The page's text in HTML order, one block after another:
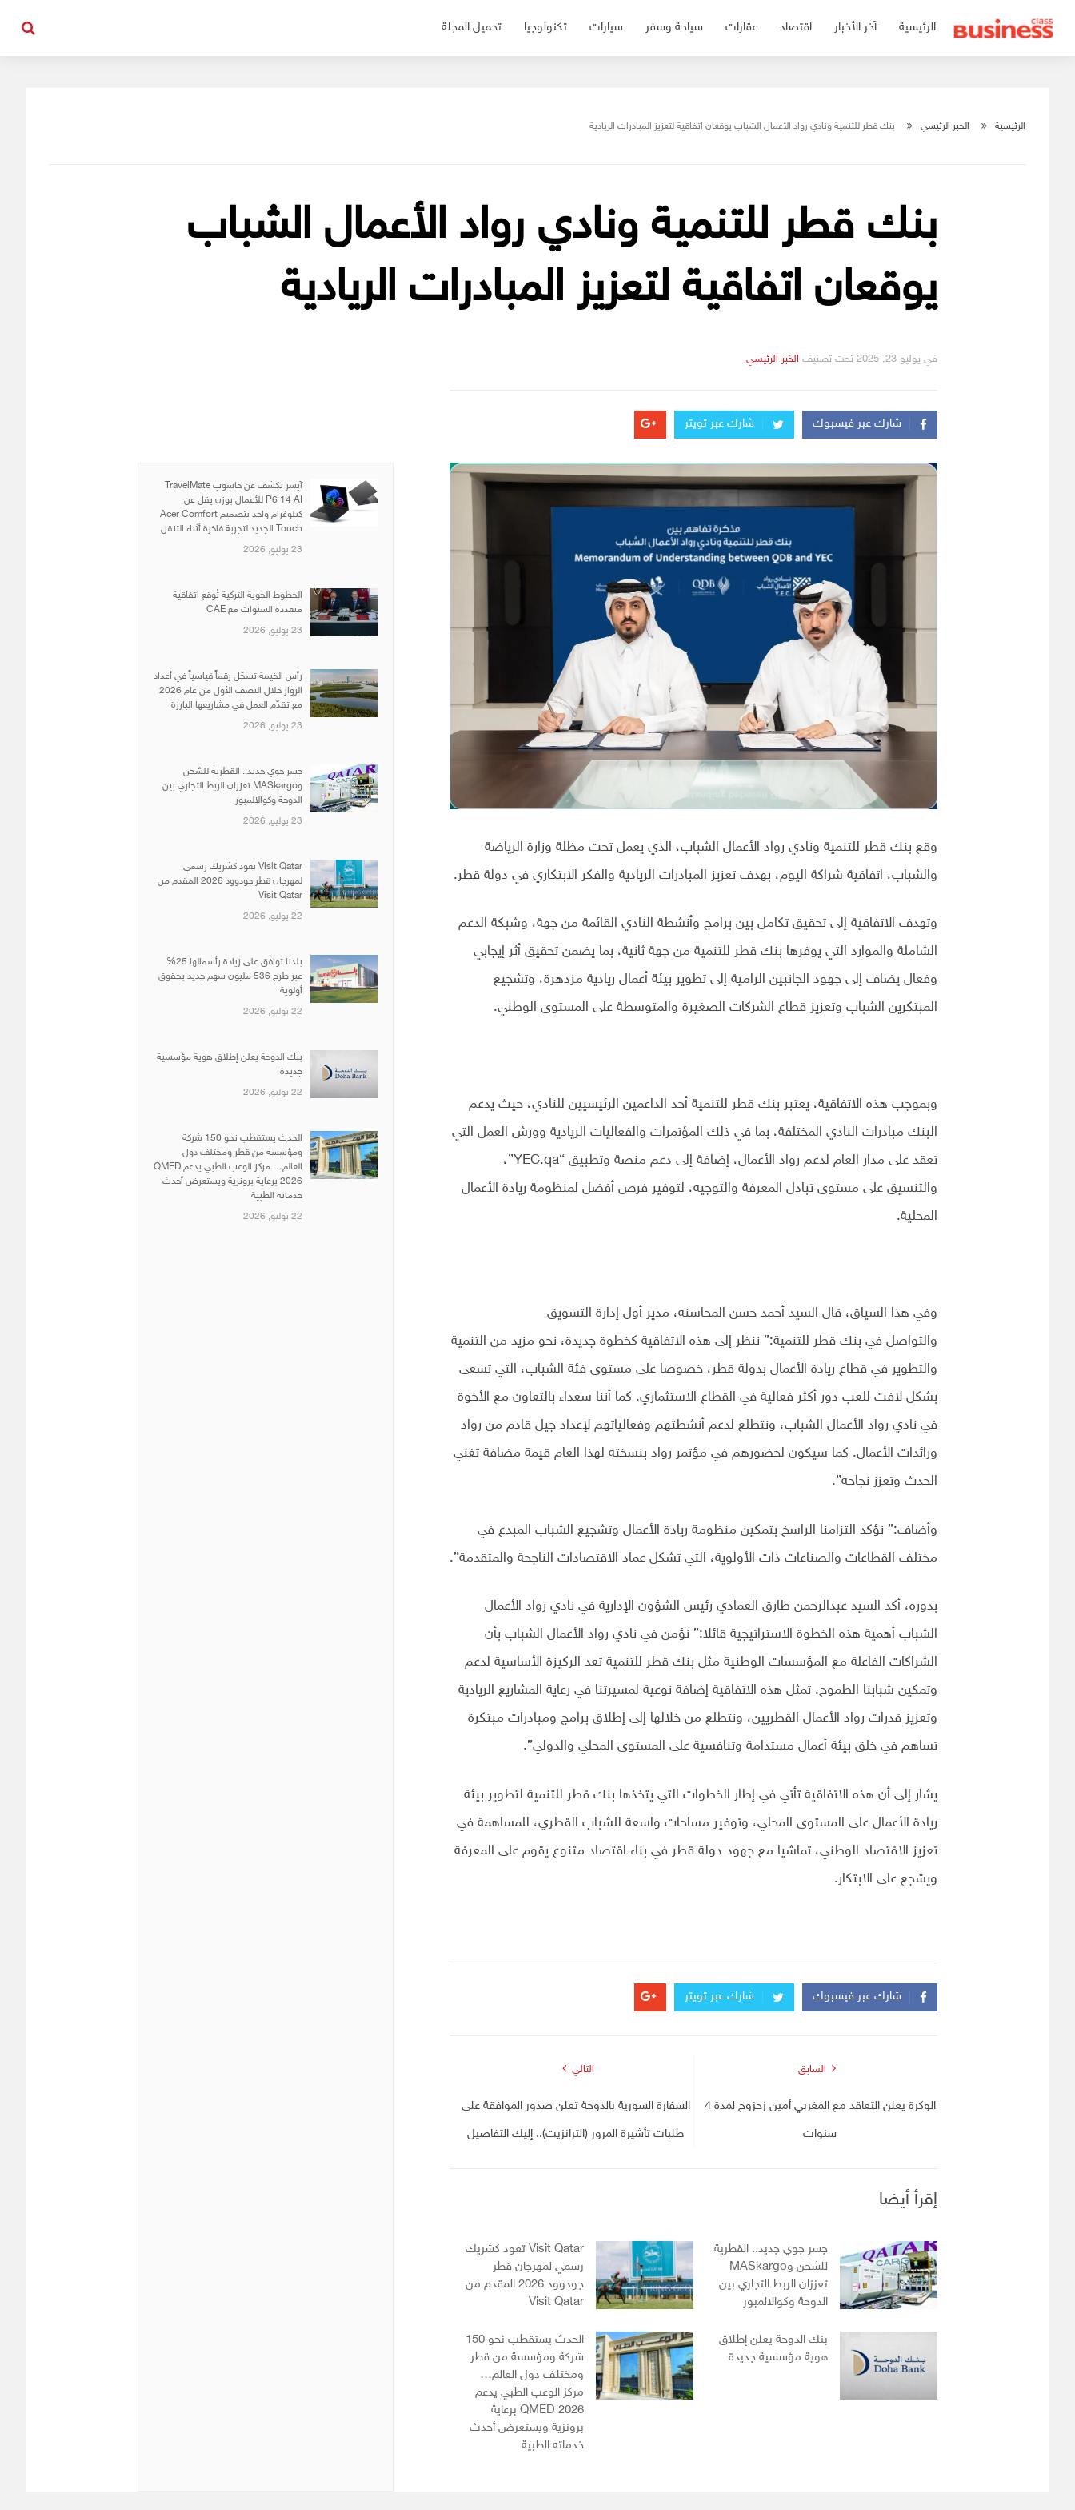
الرئيسية آخر الأخبار اقتصاد عقارات سياحة وسفر سيارات تكنولوجيا تحميل المجلة
الرئيسية الخبر الرئيسي بنك قطر للتنمية ونادي رواد الأعمال الشباب يوقعان اتفاقية لتعزيز المبادرات الريادية
بنك قطر للتنمية ونادي رواد الأعمال الشباب
يوقعان اتفاقية لتعزيز المبادرات الريادية
في يوليو 23, 2025 تحت تصنيف التصانيف
الخبر الرئيسي
شارك عبر فيسبوك شارك عبر تويتر
وقع بنك قطر للتنمية ونادي رواد الأعمال الشباب، الذي يعمل تحت مظلة وزارة الرياضة
والشباب، اتفاقية شراكة اليوم، بهدف تعزيز المبادرات الريادية والفكر الابتكاري في دولة قطر.
وتهدف الاتفاقية إلى تحقيق تكامل بين برامج وأنشطة النادي القائمة من جهة، وشبكة الدعم
الشاملة والموارد التي يوفرها بنك قطر للتنمية من جهة ثانية، بما يضمن تحقيق أثر إيجابي
وفعال يضاف إلى جهود الجانبين الرامية إلى تطوير بيئة أعمال ريادية مزدهرة، وتشجيع
المبتكرين الشباب وتعزيز قطاع الشركات الصغيرة والمتوسطة على المستوى الوطني.
وبموجب هذه الاتفاقية، يعتبر بنك قطر للتنمية أحد الداعمين الرئيسيين للنادي، حيث يدعم
البنك مبادرات النادي المختلفة، بما في ذلك المؤتمرات والفعاليات الريادية وورش العمل التي
تعقد على مدار العام لدعم رواد الأعمال، إضافة إلى دعم منصة وتطبيق “YEC.qa”،
والتنسيق على مستوى تبادل المعرفة والتوجيه، لتوفير فرص أفضل لمنظومة ريادة الأعمال
المحلية.
وفي هذا السياق، قال السيد أحمد حسن المحاسنه، مدير أول إدارة التسويق
والتواصل في بنك قطر للتنمية:” ننظر إلى هذه الاتفاقية كخطوة جديدة، نحو مزيد من التنمية
والتطوير في قطاع ريادة الأعمال بدولة قطر، خصوصا على مستوى فئة الشباب، التي تسعى
بشكل لافت للعب دور أكثر فعالية في القطاع الاستثماري. كما أننا سعداء بالتعاون مع الأخوة
في نادي رواد الأعمال الشباب، ونتطلع لدعم أنشطتهم وفعالياتهم لإعداد جيل قادم من رواد
ورائدات الأعمال. كما سيكون لحضورهم في مؤتمر رواد بنسخته لهذا العام قيمة مضافة تغني
الحدث وتعزز نجاحه”.
وأضاف:” نؤكد التزامنا الراسخ بتمكين منظومة ريادة الأعمال وتشجيع الشباب المبدع في
مختلف القطاعات والصناعات ذات الأولوية، التي تشكل عماد الاقتصادات الناجحة والمتقدمة”.
بدوره، أكد السيد عبدالرحمن طارق العمادي رئيس الشؤون الإدارية في نادي رواد الأعمال
الشباب أهمية هذه الخطوة الاستراتيجية قائلا:” نؤمن في نادي رواد الأعمال الشباب بأن
الشراكات الفاعلة مع المؤسسات الوطنية مثل بنك قطر للتنمية تعد الركيزة الأساسية لدعم
وتمكين شبابنا الطموح. تمثل هذه الاتفاقية إضافة نوعية لمسيرتنا في رعاية المشاريع الريادية
وتعزيز قدرات رواد الأعمال القطريين، ونتطلع من خلالها إلى إطلاق برامج ومبادرات مبتكرة
تساهم في خلق بيئة أعمال مستدامة وتنافسية على المستوى المحلي والدولي”.
يشار إلى أن هذه الاتفاقية تأتي في إطار الخطوات التي يتخذها بنك قطر للتنمية لتطوير بيئة
ريادة الأعمال على المستوى المحلي، وتوفير مساحات واسعة للشباب القطري، للمساهمة في
تعزيز الاقتصاد الوطني، تماشيا مع جهود دولة قطر في بناء اقتصاد متنوع يقوم على المعرفة
ويشجع على الابتكار.
شارك عبر فيسبوك شارك عبر تويتر
السابق
الوكرة يعلن التعاقد مع المغربي أمين زحزوح لمدة 4
سنوات
التالي
السفارة السورية بالدوحة تعلن صدور الموافقة على
طلبات تأشيرة المرور (الترانزيت).. إليك التفاصيل
إقرأ أيضا
جسر جوي جديد.. القطرية
للشحن وMASkargo
تعززان الربط التجاري بين
الدوحة وكوالالمبور
Visit Qatar تعود كشريك
رسمي لمهرجان قطر
جودوود 2026 المقدم من
Visit Qatar
بنك الدوحة يعلن إطلاق
هوية مؤسسية جديدة
الحدث يستقطب نحو 150
شركة ومؤسسة من قطر
ومختلف دول العالم…
مركز الوعب الطبي يدعم
QMED 2026 برعاية
برونزية ويستعرض أحدث
خدماته الطبية
آيسر تكشف عن حاسوب TravelMate
P6 14 AI للأعمال بوزن يقل عن
كيلوغرام واحد بتصميم Acer Comfort
Touch الجديد لتجربة فاخرة أثناء التنقل
23 يوليو, 2026
الخطوط الجوية التركية تُوقع اتفاقية
متعددة السنوات مع CAE
23 يوليو, 2026
رأس الخيمة تسجّل رقماً قياسياً في أعداد
الزوار خلال النصف الأول من عام 2026
مع تقدّم العمل في مشاريعها البارزة
23 يوليو, 2026
جسر جوي جديد.. القطرية للشحن
وMASkargo تعززان الربط التجاري بين
الدوحة وكوالالمبور
23 يوليو, 2026
Visit Qatar تعود كشريك رسمي
لمهرجان قطر جودوود 2026 المقدم من
Visit Qatar
22 يوليو, 2026
بلدنا توافق على زيادة رأسمالها 25%
عبر طرح 536 مليون سهم جديد بحقوق
أولوية
22 يوليو, 2026
بنك الدوحة يعلن إطلاق هوية مؤسسية
جديدة
22 يوليو, 2026
الحدث يستقطب نحو 150 شركة
ومؤسسة من قطر ومختلف دول
العالم… مركز الوعب الطبي يدعم QMED
2026 برعاية برونزية ويستعرض أحدث
خدماته الطبية
22 يوليو, 2026